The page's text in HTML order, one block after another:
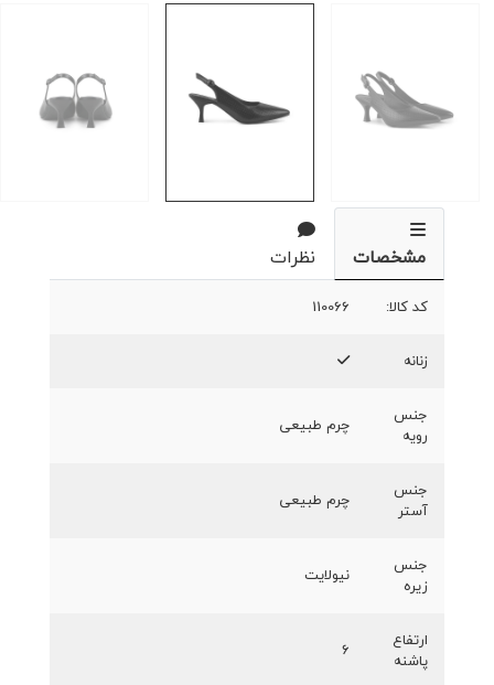
مشخصات نظرات
کد کالا: 110066
زنانه
جنس
رویه
چرم طبیعی
جنس
آستر
چرم طبیعی
جنس
زیره
نیولایت
ارتفاع
پاشنه
۶